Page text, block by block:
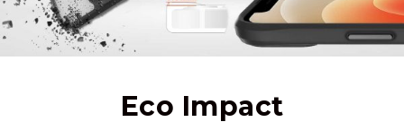
Eco Impact